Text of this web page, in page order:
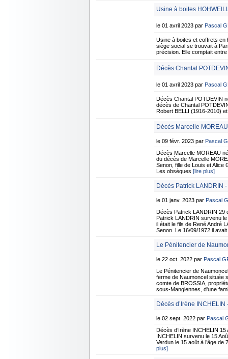
Usine à boites
le 01 avril 2023 par Pascal
Usine à boites et coffrets en
siège social se trouvait à
précision. Elle comptait
Décès Chantal
le 01 avril 2023 par Pascal
Décès Chantal POTDEVIN
décès de Chantal
Robert BELLI (1916-2010)
Décès Marcelle
le 09 févr. 2023 par Pascal
Décès Marcelle MOREAU
du décès de Marcelle
Senon, fille de Louis et Alice
Les obsèques [lire plus]
Décès Patrick LANDRIN
le 01 janv. 2023 par Pascal
Décès Patrick LANDRIN 29
Patrick LANDRIN survenu
il était le fils de René André
Senon. Le 16/09/1972 il
Le Pénitencier de
le 22 oct. 2022 par Pascal
Le Pénitencier de
ferme de Naumoncel située
comte de BROSSIA,
sous-Mangiennes, d'une
Décès d’Irène INCHELIN
le 02 sept. 2022 par Pascal
Décès d’Irène INCHELIN
INCHELIN survenu le 15
Verdun le 15 août à l’âge
plus]